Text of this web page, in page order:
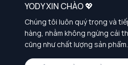
YODY XIN CHÀO 💖
Chúng tôi luôn quý trọng và
hàng, nhằm không ngừng cải
cũng như chất lượng sản phẩm.